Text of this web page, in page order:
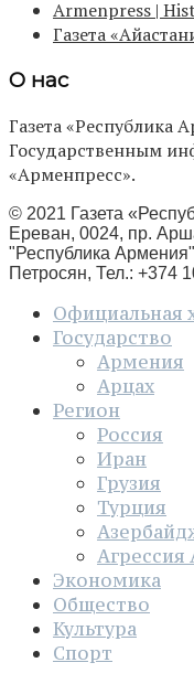
Armenpress |
Газета
О нас
Газета «Республика
Государственным
«Арменпресс».
© 2021 Газета
Ереван, 0024, пр.
"Республика
Петросян, Тел.: +374
Официальная
Государство
Армения
Арцах
Регион
Россия
Иран
Грузия
Турция
Агрессия
Экономика
Общество
Культура
Спорт